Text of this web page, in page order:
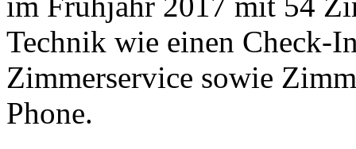
Technik wie einen Check-
Zimmerservice sowie
Phone.